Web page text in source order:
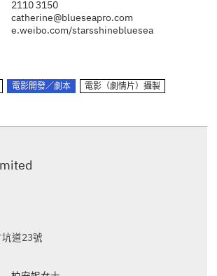
2110 3150
catherine@blueseapro.com
e.weibo.com/starsshinebluesea
電影開發／劇本 電影（劇情片）攝製
道23號